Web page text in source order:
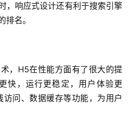
，响应式设计还有利于搜索引擎
名。
，H5在性能方面有了很大的提
快，运行更稳定，用户体验更
问、数据缓存等功能，为用户